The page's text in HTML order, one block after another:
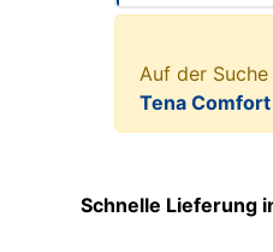
Auf der Suche
Tena Comfort
Schnelle Lieferung